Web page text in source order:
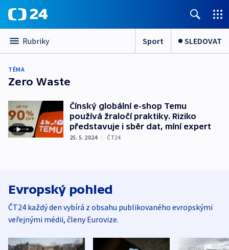
Rubriky Sport SLEDOVAT
TÉMA
Zero Waste
Čínský globální e-shop Temu
používá žraločí praktiky. Riziko
představuje i sběr dat, míní expert
25. 5. 2024 | ČT24
Evropský pohled
ČT24 každý den vybírá z obsahu publikovaného evropskými
veřejnými médii, členy Eurovize.